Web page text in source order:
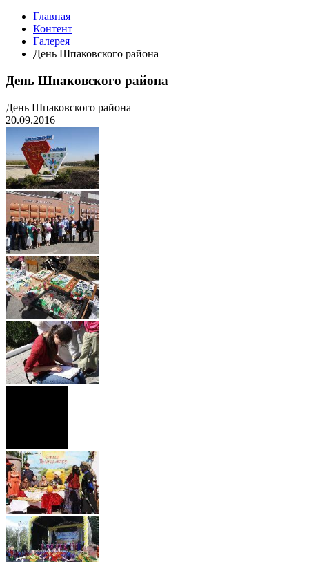
Главная
Контент
Галерея
День Шпаковского района
День Шпаковского района
День Шпаковского района
20.09.2016